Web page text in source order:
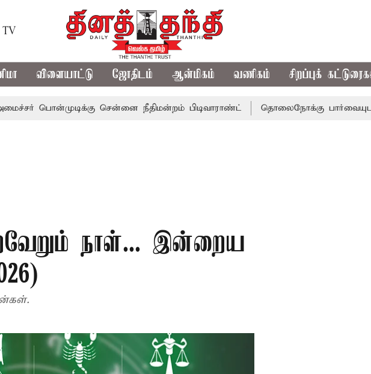
விளையாட்டு ஜோதிடம் ஆன்மிகம் வணிகம் சிறப்புக்
சென்னை நீதிமன்றம் பிடிவாராண்ட் தொலைநோக்கு பார்வையுடன்
நாள்... இன்றைய